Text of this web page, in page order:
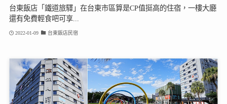
台東飯店「鐵道旅驛」在台東市區算是CP值挺高的住宿，一樓大廳
還有免費輕食吧可享...
2022-01-09 台東飯店民宿